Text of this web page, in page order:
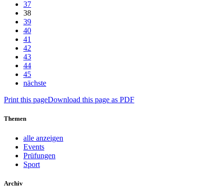
37
38
39
40
41
42
43
44
45
nächste
Print this pageDownload this page as PDF
Themen
alle anzeigen
Events
Prüfungen
Sport
Archiv